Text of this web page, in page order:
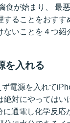
食が始まり、 最
ることをおす
いことを４つ紹
を入れる
電源を入れて
対にやっては
通電し化学反